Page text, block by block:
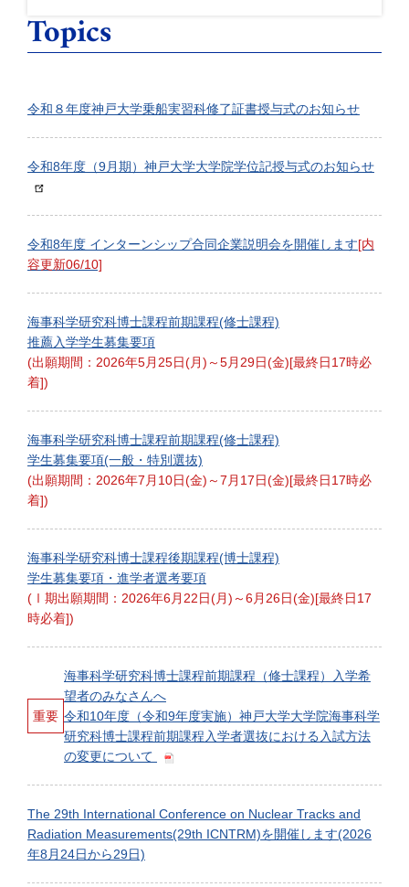
Topics
令和８年度神戸大学乗船実習科修了証書授与式のお知らせ
令和8年度（9月期）神戸大学大学院学位記授与式のお知らせ
令和8年度 インターンシップ合同企業説明会を開催します[内
容更新06/10]
海事科学研究科博士課程前期課程(修士課程)
推薦入学学生募集要項
(出願期間：2026年5月25日(月)～5月29日(金)[最終日17時必
着])
海事科学研究科博士課程前期課程(修士課程)
学生募集要項(一般・特別選抜)
(出願期間：2026年7月10日(金)～7月17日(金)[最終日17時必
着])
海事科学研究科博士課程後期課程(博士課程)
学生募集要項・進学者選考要項
(Ⅰ期出願期間：2026年6月22日(月)～6月26日(金)[最終日17
時必着])
重要
海事科学研究科博士課程前期課程（修士課程）入学希
望者のみなさんへ
令和10年度（令和9年度実施）神戸大学大学院海事科学
研究科博士課程前期課程入学者選抜における入試方法
の変更について
The 29th International Conference on Nuclear Tracks and
Radiation Measurements(29th ICNTRM)を開催します(2026
年8月24日から29日)